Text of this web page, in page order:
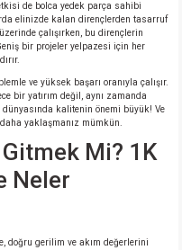
de bolca yedek parça sahibi
elinizde kalan dirençlerden tasarruf
çalışırken, bu dirençlerin
bir projeler yelpazesi için her
ve yüksek başarı oranıyla çalışır.
bir yatırım değil, aynı zamanda
kalitenin önemi büyük! Ve
yaklaşmanız mümkün.
Mi? 1K
Neler
doğru gerilim ve akım değerlerini